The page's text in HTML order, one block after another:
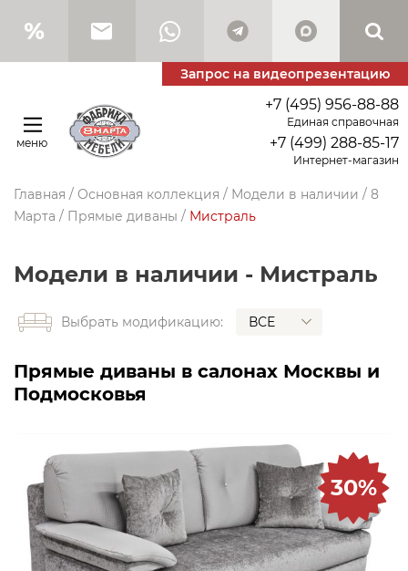
Запрос на видеопрезентацию
меню
+7 (495) 956-88-88
Единая справочная
+7 (499) 288-85-17
Интернет-магазин
Главная / Основная коллекция / Модели в наличии / 8
Марта / Прямые диваны / Мистраль
Модели в наличии - Мистраль
Выбрать модификацию: ВСЕ
Прямые диваны в салонах Москвы и
Подмосковья
30%